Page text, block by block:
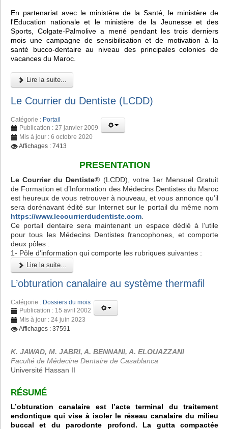
En partenariat avec le ministère de la Santé, le ministère de
l'Education nationale et le ministère de la Jeunesse et des
Sports, Colgate-Palmolive a mené pendant les trois derniers
mois une campagne de sensibilisation et de motivation à la
santé bucco-dentaire au niveau des principales colonies de
vacances du Maroc.
Lire la suite...
Le Courrier du Dentiste (LCDD)
Catégorie : Portail
Publication : 27 janvier 2009
Mis à jour : 6 octobre 2020
Affichages : 7413
PRESENTATION
Le Courrier du Dentiste® (LCDD), votre 1er Mensuel Gratuit
de Formation et d’Information des Médecins Dentistes du Maroc
est heureux de vous retrouver à nouveau, et vous annonce qu’il
sera dorénavant édité sur Internet sur le portail du même nom
https://www.lecourrierdudentiste.com
Ce portail dentaire sera maintenant un espace dédié à l’utile
pour tous les Médecins Dentistes francophones, et comporte
deux pôles :
1- Pôle d'information qui comporte les rubriques suivantes :
Lire la suite...
L’obturation canalaire au système thermafil
Catégorie : Dossiers du mois
Publication : 15 avril 2002
Mis à jour : 24 juin 2023
Affichages : 37591
K. JAWAD, M. JABRI, A. BENNANI, A. ELOUAZZANI
Faculté de Médecine Dentaire de Casablanca
Université Hassan II
RÉSUMÉ
L’obturation canalaire est l’acte terminal du traitement
endontique qui vise à isoler le réseau canalaire du milieu
buccal et du parodonte profond. La gutta compactée